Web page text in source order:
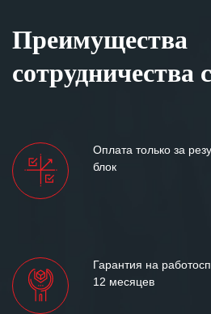
Особенно
персонала
между нашими
Преимущества
сотрудничества
Оплата только за
блок
Гарантия на
12 месяцев